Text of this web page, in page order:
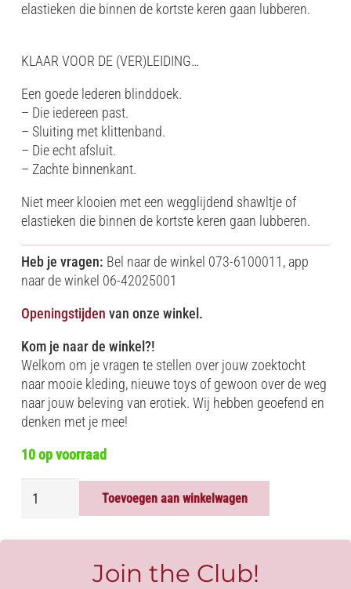
elastieken die binnen de kortste keren gaan lubberen.
KLAAR VOOR DE (VER)LEIDING…
Een goede lederen blinddoek.
– Die iedereen past.
– Sluiting met klittenband.
– Die echt afsluit.
– Zachte binnenkant.
Niet meer klooien met een wegglijdend shawltje of
elastieken die binnen de kortste keren gaan lubberen.
Heb je vragen: Bel naar de winkel 073-6100011, app
naar de winkel 06-42025001
Openingstijden van onze winkel.
Kom je naar de winkel?!
Welkom om je vragen te stellen over jouw zoektocht
naar mooie kleding, nieuwe toys of gewoon over de weg
naar jouw beleving van erotiek. Wij hebben geoefend en
denken met je mee!
10 op voorraad
aantal
Toevoegen aan winkelwagen
Join the Club!